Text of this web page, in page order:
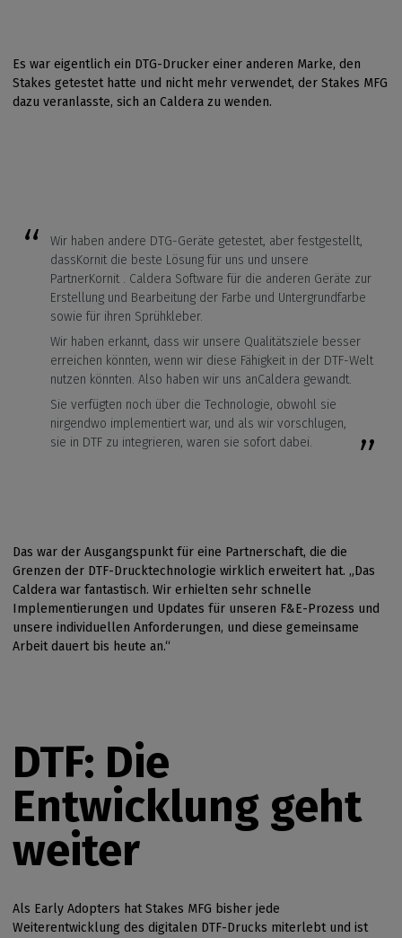
Es war eigentlich ein DTG-Drucker einer anderen Marke, den
Stakes getestet hatte und nicht mehr verwendet, der Stakes MFG
dazu veranlasste, sich an Caldera zu wenden.
Wir haben andere DTG-Geräte getestet, aber festgestellt,
dassKornit die beste Lösung für uns und unsere
PartnerKornit . Caldera Software für die anderen Geräte zur
Erstellung und Bearbeitung der Farbe und Untergrundfarbe
sowie für ihren Sprühkleber.
Wir haben erkannt, dass wir unsere Qualitätsziele besser
erreichen könnten, wenn wir diese Fähigkeit in der DTF-Welt
nutzen könnten. Also haben wir uns anCaldera gewandt.
Sie verfügten noch über die Technologie, obwohl sie
nirgendwo implementiert war, und als wir vorschlugen,
sie in DTF zu integrieren, waren sie sofort dabei.
Das war der Ausgangspunkt für eine Partnerschaft, die die
Grenzen der DTF-Drucktechnologie wirklich erweitert hat. „Das
Caldera war fantastisch. Wir erhielten sehr schnelle
Implementierungen und Updates für unseren F&E-Prozess und
unsere individuellen Anforderungen, und diese gemeinsame
Arbeit dauert bis heute an.“
DTF: Die
Entwicklung geht
weiter
Als Early Adopters hat Stakes MFG bisher jede
Weiterentwicklung des digitalen DTF-Drucks miterlebt und ist